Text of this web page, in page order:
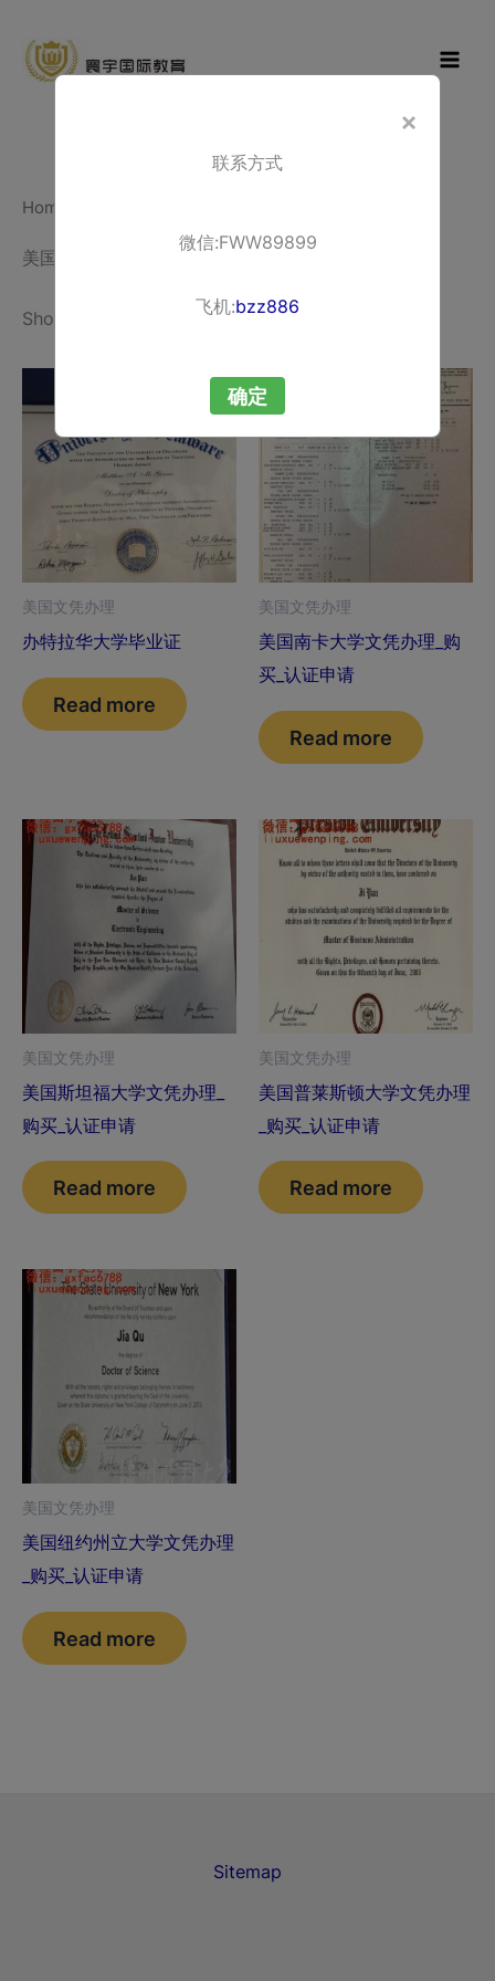
content
育
Home
美国文凭办理
Showing all 5 results
美国文凭办理
办特拉华大学毕业证
Read more
美国文凭办理
美国南卡大学文凭办理_购
买_认证申请
Read more
美国文凭办理
美国斯坦福大学文凭办理_
购买_认证申请
Read more
美国文凭办理
美国普莱斯顿大学文凭办理
_购买_认证申请
Read more
美国文凭办理
美国纽约州立大学文凭办理
_购买_认证申请
Read more
Sitemap
×
联系方式
微信:FWW89899
飞机:bzz886
确定